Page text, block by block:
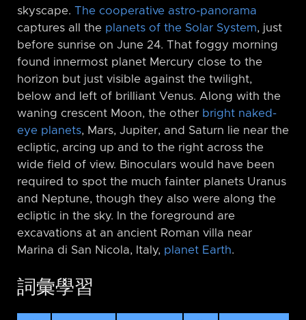
skyscape. The cooperative astro-panorama
captures all the planets of the Solar System, just
before sunrise on June 24. That foggy morning
found innermost planet Mercury close to the
horizon but just visible against the twilight,
below and left of brilliant Venus. Along with the
waning crescent Moon, the other bright naked-
eye planets, Mars, Jupiter, and Saturn lie near the
ecliptic, arcing up and to the right across the
wide field of view. Binoculars would have been
required to spot the much fainter planets Uranus
and Neptune, though they also were along the
ecliptic in the sky. In the foreground are
excavations at an ancient Roman villa near
Marina di San Nicola, Italy, planet Earth.
詞彙學習